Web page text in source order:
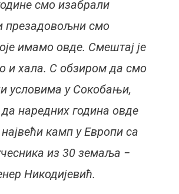
смо изабрали
презадовољни смо
имамо овде. Смештај је
и хала. С обзиром да смо
условима у Сокобањи,
наредних година овде
камп у Европи са
из 30 земаља −
Никодијевић.